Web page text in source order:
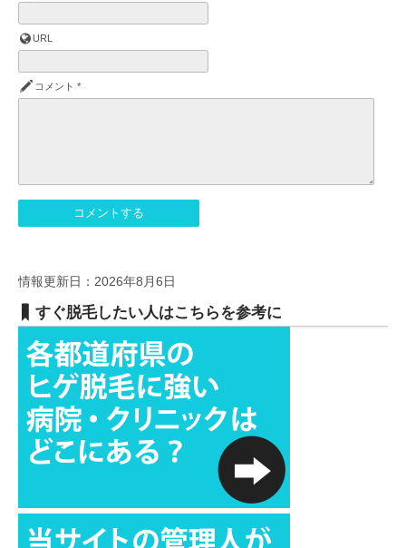
URL
コメント *
情報更新日：2026年8月6日
すぐ脱毛したい人はこちらを参考に